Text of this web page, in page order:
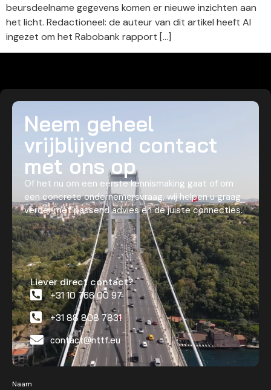
beursdeelname gegevens komen er nieuwe inzichten aan
het licht. Redactioneel: de auteur van dit artikel heeft AI
ingezet om het Rabobank rapport […]
Neem geheel
vrijblijvend contact
met ons op
Of het nu om een eerste kennismaking gaat of om
een concrete ondernemersvraag, wij helpen u graag
verder met passend advies en de juiste connecties.
Liever direct contact?
+31 10 766 00 97
+31 88 808 7831
contact@nttf.eu
Naam